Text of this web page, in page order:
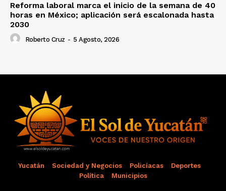
Reforma laboral marca el inicio de la semana de 40
horas en México; aplicación será escalonada hasta
2030
Roberto Cruz - 5 Agosto, 2026
Yucatán Sociedad y Negocios Policíacas
Deportes
Política
Municipios